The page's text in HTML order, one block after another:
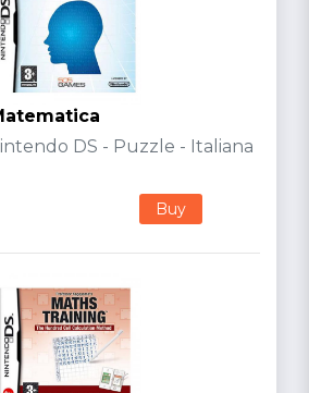
DS - Puzzle - Italiana
Buy